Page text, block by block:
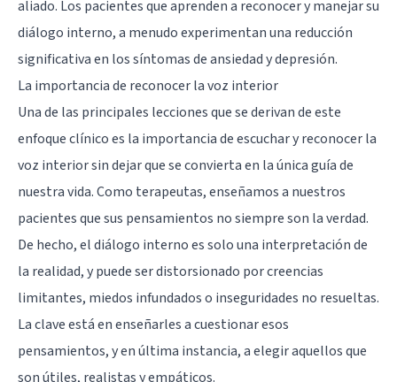
aliado. Los pacientes que aprenden a reconocer y manejar su
diálogo interno, a menudo experimentan una reducción
significativa en los síntomas de ansiedad y depresión.
La importancia de reconocer la voz interior
Una de las principales lecciones que se derivan de este
enfoque clínico es la importancia de escuchar y reconocer la
voz interior sin dejar que se convierta en la única guía de
nuestra vida. Como terapeutas, enseñamos a nuestros
pacientes que sus pensamientos no siempre son la verdad.
De hecho, el diálogo interno es solo una interpretación de
la realidad, y puede ser distorsionado por creencias
limitantes, miedos infundados o inseguridades no resueltas.
La clave está en enseñarles a cuestionar esos
pensamientos, y en última instancia, a elegir aquellos que
son útiles, realistas y empáticos.